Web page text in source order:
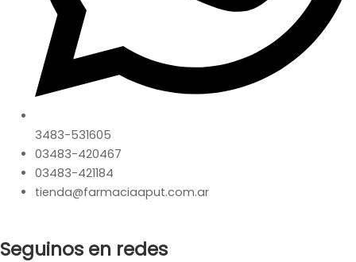
3483-531605
03483-420467
03483-421184
tienda@farmaciaaput.com.ar
Seguinos en redes